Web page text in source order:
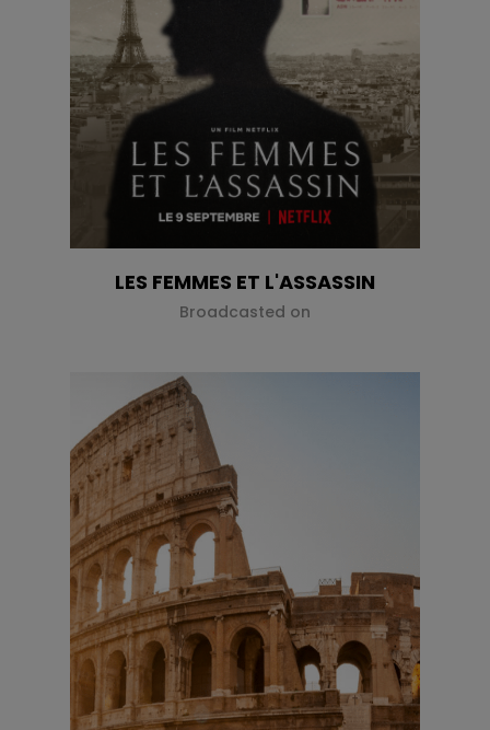
LES FEMMES ET L'ASSASSIN
Broadcasted on